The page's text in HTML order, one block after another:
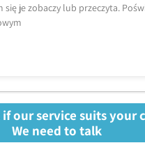
się je zobaczy lub przeczyta.
our service suits your
We need to talk